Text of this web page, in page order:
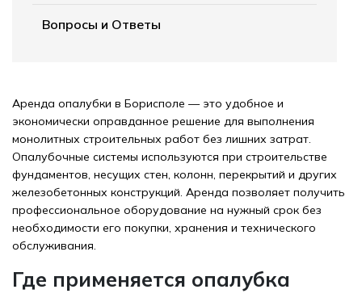
Вопросы и Ответы
Аренда опалубки в Борисполе — это удобное и
экономически оправданное решение для выполнения
монолитных строительных работ без лишних затрат.
Опалубочные системы используются при строительстве
фундаментов, несущих стен, колонн, перекрытий и других
железобетонных конструкций. Аренда позволяет получить
профессиональное оборудование на нужный срок без
необходимости его покупки, хранения и технического
обслуживания.
Где применяется опалубка